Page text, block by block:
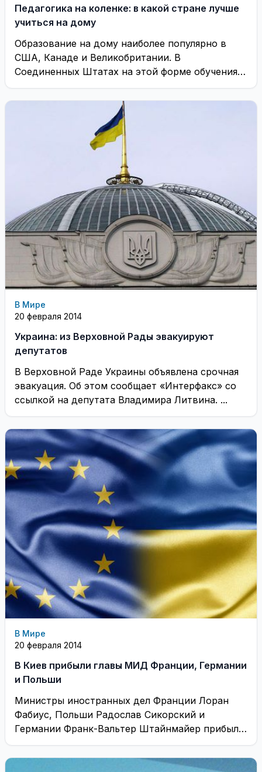
Педагогика на коленке: в какой стране лучше
учиться на дому
Образование на дому наиболее популярно в
США, Канаде и Великобритании. В
Соединенных Штатах на этой форме обучения
находятся около трёх ...
В Мире
20 февраля 2014
Украина: из Верховной Рады эвакуируют
депутатов
В Верховной Раде Украины объявлена срочная
эвакуация. Об этом сообщает «Интерфакс» со
ссылкой на депутата Владимира Литвина. ...
В Мире
20 февраля 2014
В Киев прибыли главы МИД Франции, Германии
и Польши
Министры иностранных дел Франции Лоран
Фабиус, Польши Радослав Сикорский и
Германии Франк-Вальтер Штайнмайер прибыли
в Киев для обсуждения с украинскими ...